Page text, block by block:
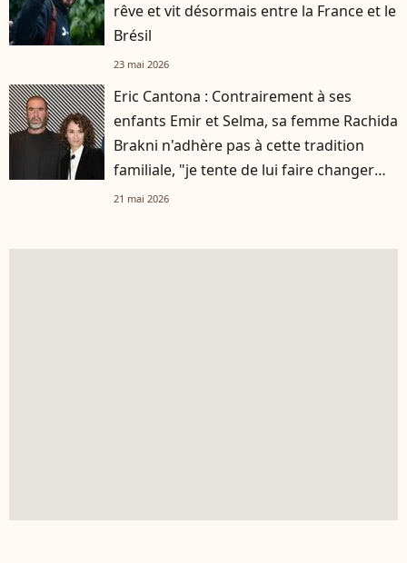
rêve et vit désormais entre la France et le
Brésil
23 mai 2026
Eric Cantona : Contrairement à ses
enfants Emir et Selma, sa femme Rachida
Brakni n'adhère pas à cette tradition
familiale, "je tente de lui faire changer
d'avis"
21 mai 2026